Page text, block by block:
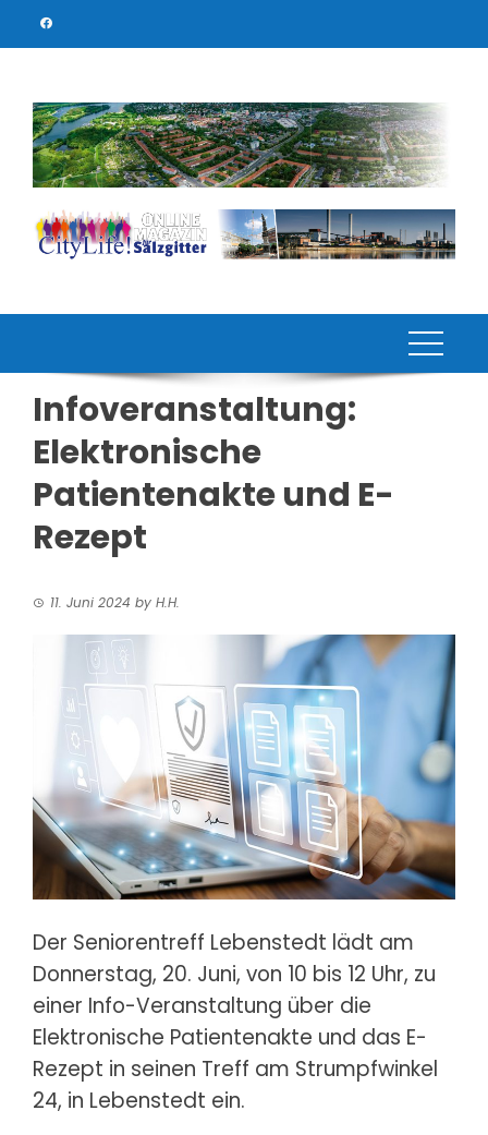
Infoveranstaltung:
Elektronische
Patientenakte und E-
Rezept
11. Juni 2024 by H.H.
Der Seniorentreff Lebenstedt lädt am
Donnerstag, 20. Juni, von 10 bis 12 Uhr, zu
einer Info-Veranstaltung über die
Elektronische Patientenakte und das E-
Rezept in seinen Treff am Strumpfwinkel
24, in Lebenstedt ein.